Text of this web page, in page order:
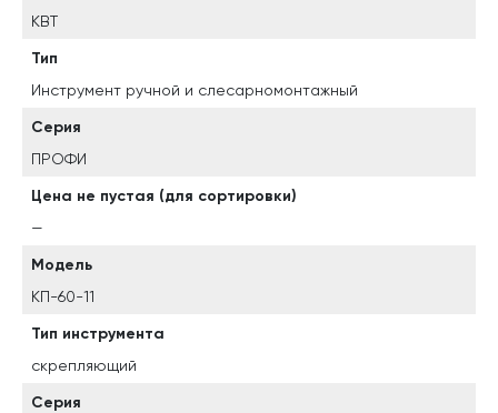
КВТ
Тип
Инструмент ручной и слесарномонтажный
Серия
ПРОФИ
Цена не пустая (для сортировки)
—
Модель
КП-60-11
Тип инструмента
скрепляющий
Серия